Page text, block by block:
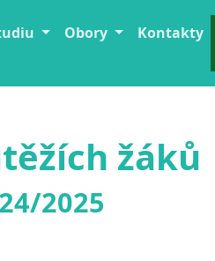
Obory Kontakty
žáků
2025